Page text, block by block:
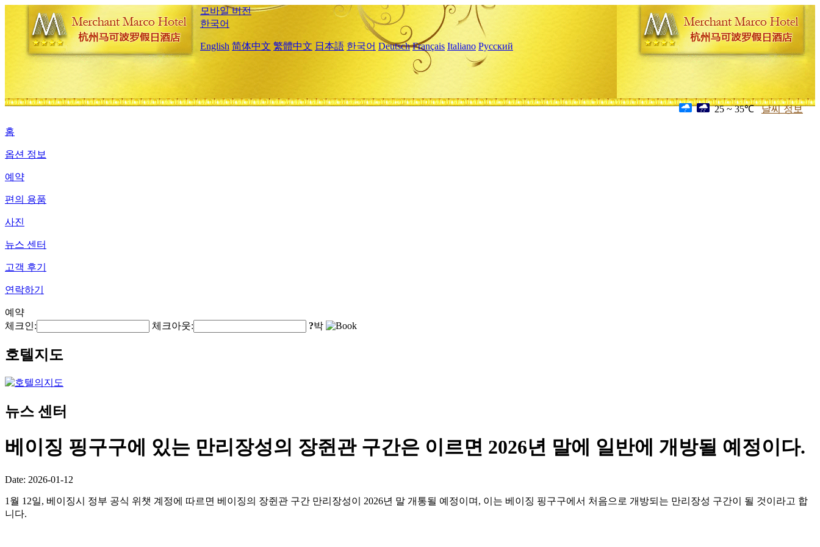
모바일 버전
한국어
English 简体中文 繁體中文 日本語 한국어 Deutsch Français Italiano Русский
25 ~ 35℃ 날씨 정보
홈
옵션 정보
예약
편의 용품
사진
뉴스 센터
고객 후기
연락하기
예약
체크인:
체크아웃: ?박
호텔지도
뉴스 센터
베이징 핑구구에 있는 만리장성의 장쥔관 구간은 이르면 2026년 말에 일반에 개방될 예정이다.
Date: 2026-01-12
1월 12일, 베이징시 정부 공식 위챗 계정에 따르면 베이징의 장쥔관 구간 만리장성이 2026년 말 개통될 예정이며, 이는 베이징 핑구구에서 처음으로 개방되는 만리장성 구간이 될 것이라고 합
니다.